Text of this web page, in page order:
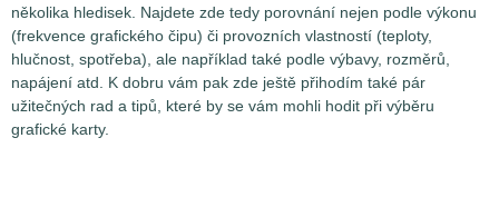
několika hledisek. Najdete zde tedy porovnání nejen podle výkonu
(frekvence grafického čipu) či provozních vlastností (teploty,
hlučnost, spotřeba), ale například také podle výbavy, rozměrů,
napájení atd. K dobru vám pak zde ještě přihodím také pár
užitečných rad a tipů, které by se vám mohli hodit při výběru
grafické karty.